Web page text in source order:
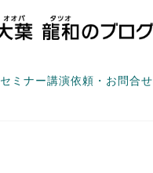
セミナー講演依頼・お問合せ